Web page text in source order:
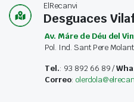
ElRecanvi
Desguaces
Av. Máre de Déu del
Pol. Ind. Sant Pere
Tel.: 93 892 66 89 /
Correo: